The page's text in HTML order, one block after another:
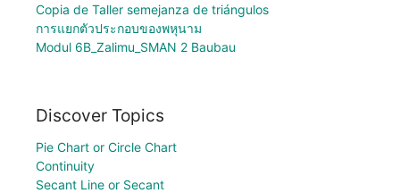
Copia de Taller semejanza de triángulos
การแยกตัวประกอบของพหุนาม
Modul 6B_Zalimu_SMAN 2 Baubau
Discover Topics
Pie Chart or Circle Chart
Continuity
Secant Line or Secant